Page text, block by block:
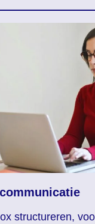
structureren,